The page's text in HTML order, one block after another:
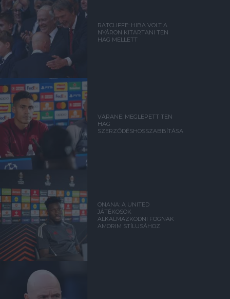
RATCLIFFE: HIBA VOLT A
NYÁRON KITARTANI TEN
HAG MELLETT
VARANE: MEGLEPETT TEN
HAG
SZERZŐDÉSHOSSZABBÍTÁSA
ONANA: A UNITED
JÁTÉKOSOK
ALKALMAZKODNI FOGNAK
AMORIM STÍLUSÁHOZ